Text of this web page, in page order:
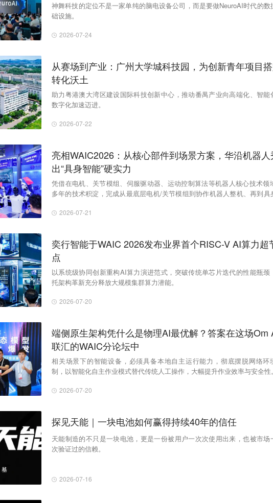
神舞科技的定位不是一家单纯的脑电设备公司，而是要做NeuroAI时代的数
础设施。
2026-07-24
从赛场到产业：广州大学城科技园，为创新青年项目
转化沃土
助力粤港澳大湾区建设国际科技创新中心，推动番禺产业向高端化、智能
数字化加速迈进。
2026-07-22
亮相WAIC2026：从核心部件到场景方案，华沿机器人
出“具身智能”硬实力
凭借在电机、关节模组、伺服驱动器、运动控制算法等机器人核心技术领
多年的技术积淀，完成从最底层电机/关节模组到协作机器人整机、再到具
2026-07-21
奕行智能于WAIC 2026发布业界首个RISC-V AI算力超
点
以系统级协同创新重构AI算力演进范式，突破传统单芯片迭代的性能瓶颈
托架构革新充分释放大规模集群算力潜能。
2026-07-20
端侧原生架构凭什么是物理AI最优解？答案在这场Om
联汇的WAIC分论坛中
相关场景下的智能设备，必须具备本地自主运行能力，彻底摆脱网络环
制，以智能化自主作业模式替代传统人工操作，大幅提升作业效率与安全性
2026-07-20
探见天能｜一块电池如何赢得持续40年的信任
天能制造的不只是一块电池，更是一份被用户一次次使用出来，也被市场
次验证过的信赖。
2026-07-16